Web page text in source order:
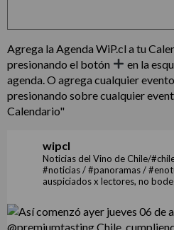
Agrega la Agenda WiP.cl a tu
presionando el botón
en la
agenda. O agrega cualquier
presionando sobre cualquier
Calendario"
wipcl
Noticias del Vino de Chile/
#noticias / #panoramas /
auspiciados x lectores, no